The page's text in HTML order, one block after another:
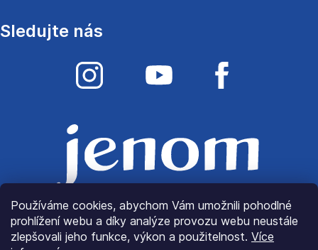
Používáme cookies, abychom Vám umožnili pohodlné
prohlížení webu a díky analýze provozu webu neustále
zlepšovali jeho funkce, výkon a použitelnost. Více
Sledujte nás